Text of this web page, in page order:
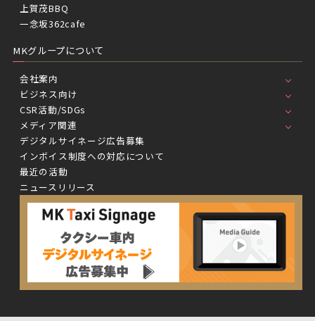
上賀茂BBQ
一念坂362cafe
MKグループについて
会社案内
ビジネス向け
CSR活動/SDGs
メディア関連
デジタルサイネージ広告募集
インボイス制度への対応について
最近の活動
ニュースリリース